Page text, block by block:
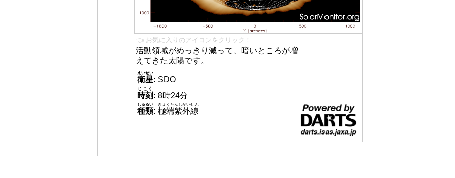
👈 お気に入りのアイコンをクリック！
活動領域がめっきり減って、暗いところが増
えてきた太陽です。
衛星
えいせい
: SDO
時刻
じこく
: 8時24分
種類
しゅるい
: 極端紫外線
きょくたんしがいせん